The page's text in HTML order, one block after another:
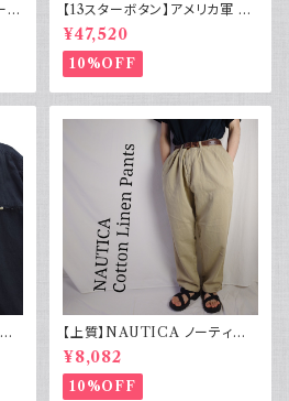
ン
【13スターボタン】アメリカ軍 M
43 HBT ジャケット パッチ 軍物
実物
¥47,520
10%OFF
【上質】NAUTICA ノーティカ
コットンリネンパンツ ツータック
¥8,082
10%OFF